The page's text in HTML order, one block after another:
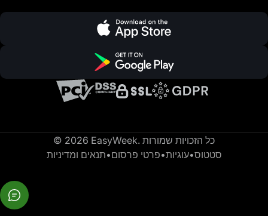
© 2026 EasyWeek. כל הזכויות שמורות
תנאים ומדיניות•פרטי פרסום•עוגיות•סטטוס